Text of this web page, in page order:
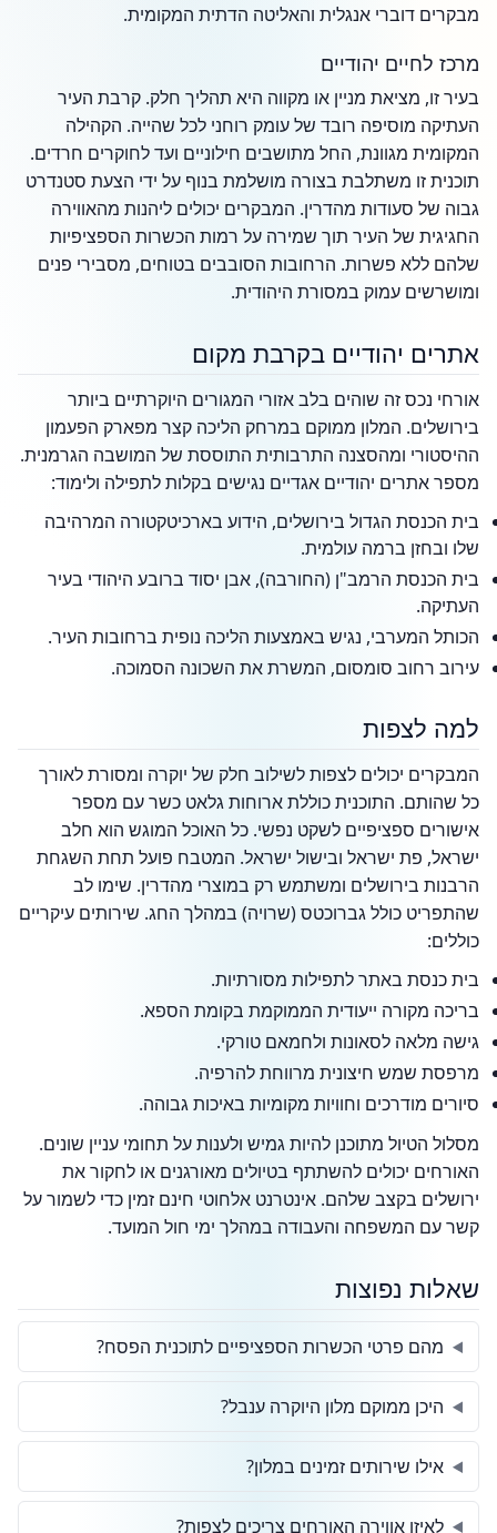
מבקרים דוברי אנגלית והאליטה הדתית המקומית.
מרכז לחיים יהודיים
בעיר זו, מציאת מניין או מקווה היא תהליך חלק. קרבת העיר
העתיקה מוסיפה רובד של עומק רוחני לכל שהייה. הקהילה
המקומית מגוונת, החל מתושבים חילוניים ועד לחוקרים חרדים.
תוכנית זו משתלבת בצורה מושלמת בנוף על ידי הצעת סטנדרט
גבוה של סעודות מהדרין. המבקרים יכולים ליהנות מהאווירה
החגיגית של העיר תוך שמירה על רמות הכשרות הספציפיות
שלהם ללא פשרות. הרחובות הסובבים בטוחים, מסבירי פנים
ומושרשים עמוק במסורת היהודית.
אתרים יהודיים בקרבת מקום
אורחי נכס זה שוהים בלב אזורי המגורים היוקרתיים ביותר
בירושלים. המלון ממוקם במרחק הליכה קצר מפארק הפעמון
ההיסטורי ומהסצנה התרבותית התוססת של המושבה הגרמנית.
מספר אתרים יהודיים אגדיים נגישים בקלות לתפילה ולימוד:
בית הכנסת הגדול בירושלים, הידוע בארכיטקטורה המרהיבה
שלו ובחזן ברמה עולמית.
בית הכנסת הרמב"ן (החורבה), אבן יסוד ברובע היהודי בעיר
העתיקה.
הכותל המערבי, נגיש באמצעות הליכה נופית ברחובות העיר.
עירוב רחוב סומסום, המשרת את השכונה הסמוכה.
למה לצפות
המבקרים יכולים לצפות לשילוב חלק של יוקרה ומסורת לאורך
כל שהותם. התוכנית כוללת ארוחות גלאט כשר עם מספר
אישורים ספציפיים לשקט נפשי. כל האוכל המוגש הוא חלב
ישראל, פת ישראל ובישול ישראל. המטבח פועל תחת השגחת
הרבנות בירושלים ומשתמש רק במוצרי מהדרין. שימו לב
שהתפריט כולל גברוכטס (שרויה) במהלך החג. שירותים עיקריים
כוללים:
בית כנסת באתר לתפילות מסורתיות.
בריכה מקורה ייעודית הממוקמת בקומת הספא.
גישה מלאה לסאונות ולחמאם טורקי.
מרפסת שמש חיצונית מרווחת להרפיה.
סיורים מודרכים וחוויות מקומיות באיכות גבוהה.
מסלול הטיול מתוכנן להיות גמיש ולענות על תחומי עניין שונים.
האורחים יכולים להשתתף בטיולים מאורגנים או לחקור את
ירושלים בקצב שלהם. אינטרנט אלחוטי חינם זמין כדי לשמור על
קשר עם המשפחה והעבודה במהלך ימי חול המועד.
שאלות נפוצות
מהם פרטי הכשרות הספציפיים לתוכנית הפסח?
היכן ממוקם מלון היוקרה ענבל?
אילו שירותים זמינים במלון?
לאיזו אווירה האורחים צריכים לצפות?